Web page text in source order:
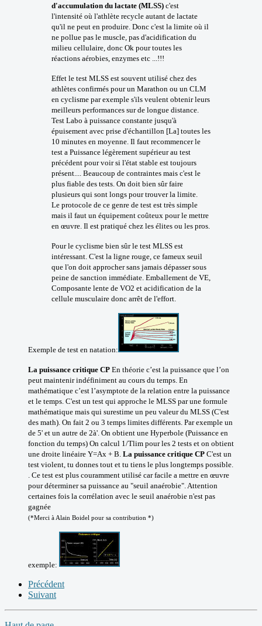
d'accumulation du lactate (MLSS) c'est
l'intensité où l'athlète recycle autant de lactate
qu'il ne peut en produire. Donc c'est la limite où il
ne pollue pas le muscle, pas d'acidification du
milieu cellulaire, donc Ok pour toutes les
réactions aérobies, enzymes etc ...!!!
Effet le test MLSS est souvent utilisé chez des
athlètes confirmés pour un Marathon ou un CLM
en cyclisme par exemple s'ils veulent obtenir leurs
meilleurs performances sur de longue distance.
Test Labo à puissance constante jusqu'à
épuisement avec prise d'échantillon [La] toutes les
10 minutes en moyenne. Il faut recommencer le
test a Puissance légèrement supérieur au test
précédent pour voir si l'état stable est toujours
présent.... Beaucoup de contraintes mais c'est le
plus fiable des tests. On doit bien sûr faire
plusieurs qui sont longs pour trouver la limite.
Le protocole de ce genre de test est très simple
mais il faut un équipement coûteux pour le mettre
en œuvre. Il est pratiqué chez les élites ou les pros.
Pour le cyclisme bien sûr le test MLSS est
intéressant. C'est la ligne rouge, ce fameux seuil
que l'on doit approcher sans jamais dépasser sous
peine de sanction immédiate. Emballement de VE,
Composante lente de VO2 et acidification de la
cellule musculaire donc arrêt de l'effort.
Exemple de test en natation:
La puissance critique CP En théorie c’est la puissance que l’on
peut maintenir indéfiniment au cours du temps. En
mathématique c’est l’asymptote de la relation entre la puissance
et le temps. C'est un test qui approche le MLSS par une formule
mathématique mais qui surestime un peu valeur du MLSS (C'est
des math). On fait 2 ou 3 temps limites différents. Par exemple un
de 5' et un autre de 2à'. On obtient une Hyperbole (Puissance en
fonction du temps) On calcul 1/Tlim pour les 2 tests et on obtient
une droite linéaire Y=Ax + B. La puissance critique CP C'est un
test violent, tu donnes tout et tu tiens le plus longtemps possible.
. Ce test est plus couramment utilisé car facile a mettre en œuvre
pour déterminer sa puissance au "seuil anaérobie". Attention
certaines fois la corrélation avec le seuil anaérobie n'est pas
gagnée
(*Merci à Alain Boidel pour sa contribution *)
exemple:
Précédent
Suivant